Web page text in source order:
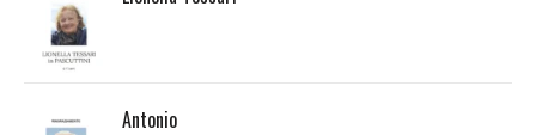
Antonio